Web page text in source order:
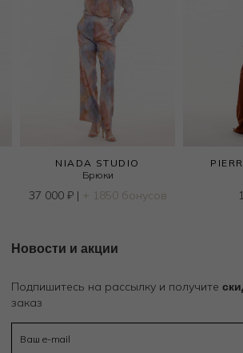
NIADA STUDIO
Брюки
37 000 ₽| + 1850 бонусов
Новости и акции
Подпишитесь на рассылку и получите
заказ